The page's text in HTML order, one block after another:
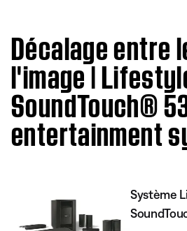
Décalage entre
l'image |
SoundTouch®
entertainment
Système